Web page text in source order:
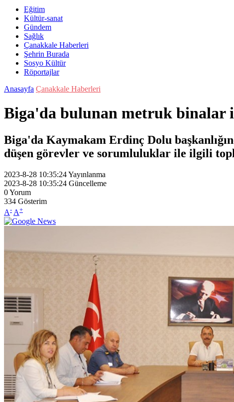
Eğitim
Kültür-sanat
Gündem
Sağlık
Çanakkale Haberleri
Şehrin Burada
Sosyo Kültür
Röportajlar
Anasayfa Çanakkale Haberleri
Biga'da bulunan metruk binalar
Biga'da Kaymakam Erdinç Dolu
düşen görevler ve sorumluluklar ile ilgili
2023-8-28 10:35:24Yayınlanma
2023-8-28 10:35:24 Güncelleme
0Yorum
334 Gösterim
A- A+